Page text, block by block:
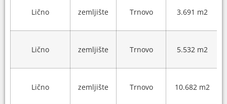
Lično zemljište Trnovo 3.691 m2
Lično zemljište Trnovo 5.532 m2
Lično zemljište Trnovo 10.682 m2